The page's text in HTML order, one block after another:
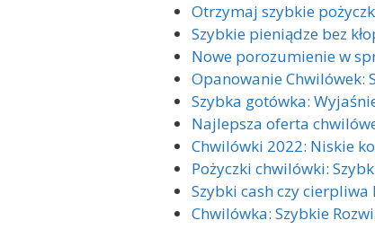
Otrzymaj szybkie
Szybkie pieniądze bez
Nowe porozumienie w
Opanowanie Chwilówek:
Szybka gotówka:
Najlepsza oferta
Chwilówki 2022: Niskie
Pożyczki chwilówki:
Szybki cash czy cierpliwa
Chwilówka: Szybkie